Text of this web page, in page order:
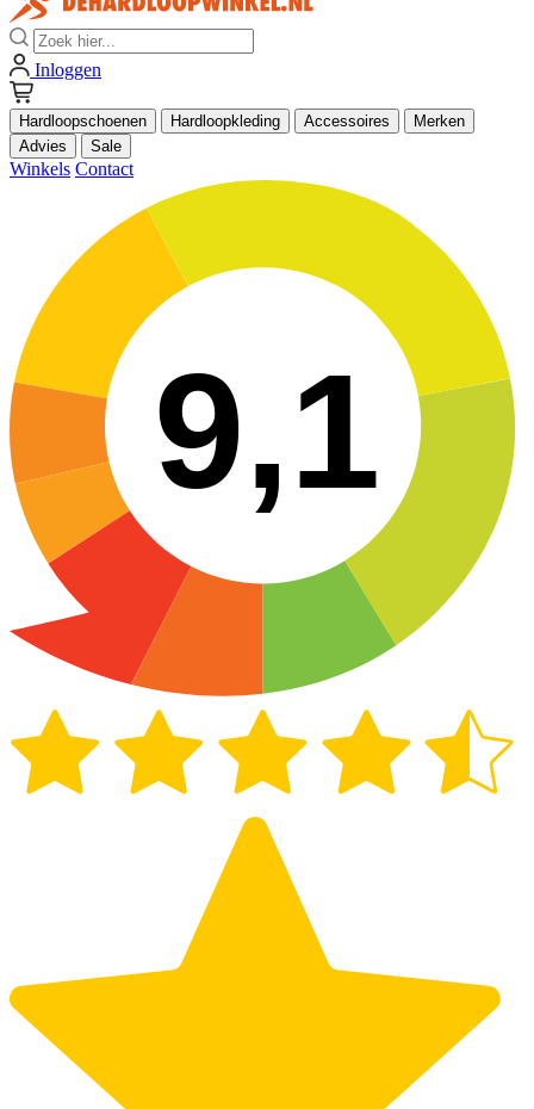
Zoek
Inloggen
Hardloopschoenen Hardloopkleding Accessoires
Merken
Advies
Sale
Winkels Contact
9,1